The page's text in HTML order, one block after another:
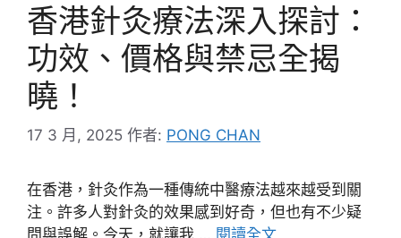
香港針灸療法深入探討：
功效、價格與禁忌全揭
曉！
17 3 月, 2025 作者: PONG CHAN
在香港，針灸作為一種傳統中醫療法越來越受到關
注。許多人對針灸的效果感到好奇，但也有不少疑
問與誤解。今天，就讓我 … 閱讀全文